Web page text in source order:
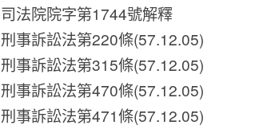
司法院院字第1744號解釋
刑事訴訟法第220條(57.12.05)
刑事訴訟法第315條(57.12.05)
刑事訴訟法第470條(57.12.05)
刑事訴訟法第471條(57.12.05)